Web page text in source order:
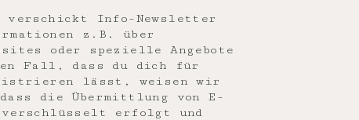
verschickt Info-Newsletter
z.B. über
oder spezielle Angebote
Fall, dass du dich für
lässt, weisen wir
die Übermittlung von E-
erfolgt und